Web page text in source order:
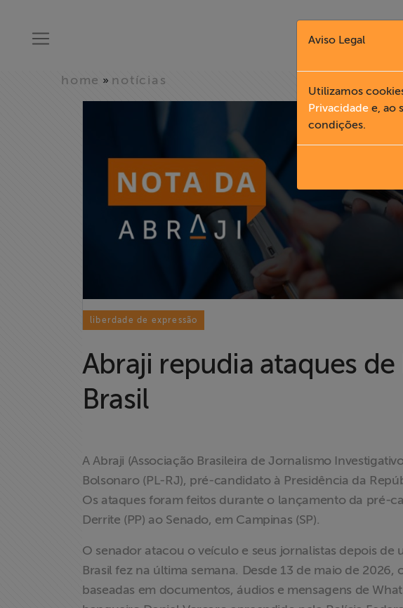
home » notícias
liberdade de expressão
Abraji repudia ataques
Brasil
A Abraji (Associação Brasileira de Jornalismo
Bolsonaro (PL-RJ), pré-candidato à Presidência da
Os ataques foram feitos durante o lançamento da pré-
Derrite (PP) ao Senado, em Campinas (SP).
O senador atacou o veículo e seus jornalistas depois
Brasil fez na última semana. Desde 13 de maio de
baseadas em documentos, áudios e mensagens de
Aviso Legal
Utilizamos
Privacidade e, ao
condições.